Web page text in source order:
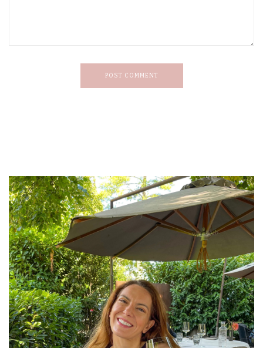
POST COMMENT